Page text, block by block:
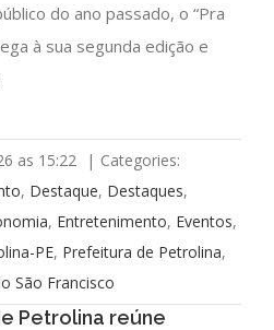
do ano passado, o “Pra
à sua segunda edição e
as 15:22 | Categories:
, Destaque, Destaques,
, Entretenimento, Eventos,
PE, Prefeitura de Petrolina,
São Francisco
Petrolina reúne